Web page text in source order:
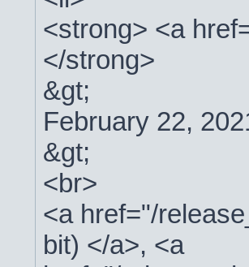
<strong> <a
</strong>
&gt;
February 22,
&gt;
<br>
<a href="/
bit) </a>, <a